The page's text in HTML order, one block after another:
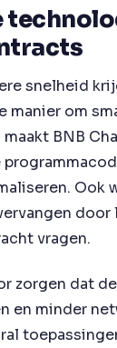
snelheid
manier om
BNB
Ook
vragen.
zorgen dat
en minder